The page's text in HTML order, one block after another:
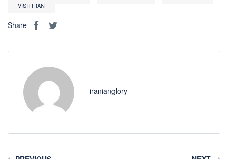
VISITIRAN
Share
iranianglory